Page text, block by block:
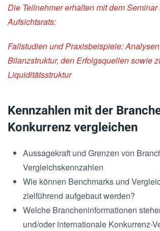
Die Teilnehmer erhalten mit dem
Aufsichtsrats:
Fallstudien und Praxisbeispiele:
Bilanzstruktur, den Erfolgsquellen sowie
Liquiditätsstruktur
Kennzahlen mit der
Konkurrenz vergleichen
Aussagekraft und Grenzen von
Vergleichskennzahlen
Wie können Benchmarks und
zielführend aufgebaut werden?
Welche Brancheninformationen
und/oder internationale Konkurrenz-